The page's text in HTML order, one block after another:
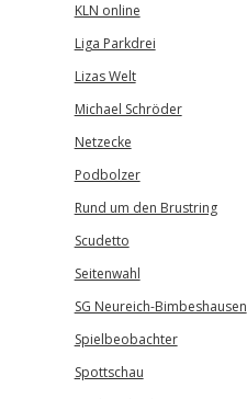
KLN online
Liga Parkdrei
Lizas Welt
Michael Schröder
Netzecke
Podbolzer
Rund um den Brustring
Scudetto
Seitenwahl
SG Neureich-Bimbeshausen
Spielbeobachter
Spottschau